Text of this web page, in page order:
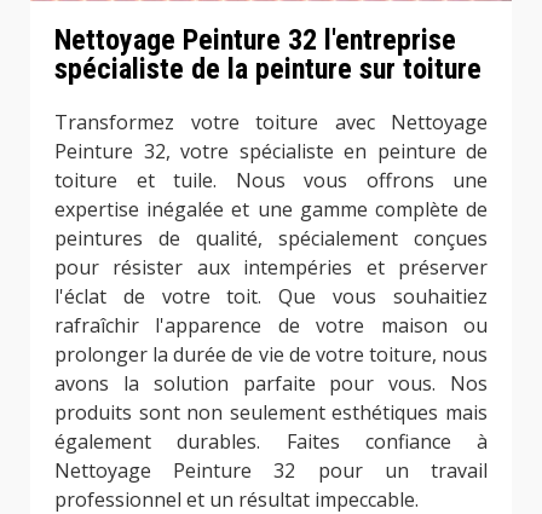
Nettoyage Peinture 32 l'entreprise
spécialiste de la peinture sur toiture
Transformez votre toiture avec Nettoyage
Peinture 32, votre spécialiste en peinture de
toiture et tuile. Nous vous offrons une
expertise inégalée et une gamme complète de
peintures de qualité, spécialement conçues
pour résister aux intempéries et préserver
l'éclat de votre toit. Que vous souhaitiez
rafraîchir l'apparence de votre maison ou
prolonger la durée de vie de votre toiture, nous
avons la solution parfaite pour vous. Nos
produits sont non seulement esthétiques mais
également durables. Faites confiance à
Nettoyage Peinture 32 pour un travail
professionnel et un résultat impeccable.